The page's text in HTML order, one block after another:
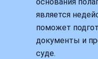
является
поможет
документы и
суде.